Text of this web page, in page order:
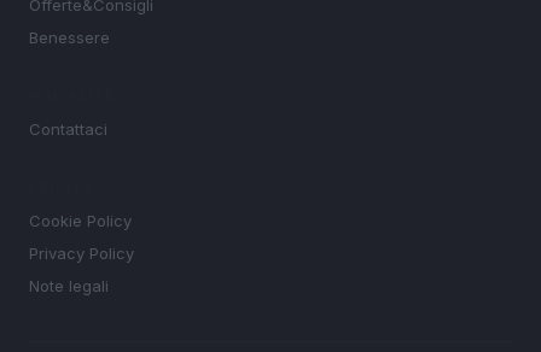
Offerte&Consigli
Benessere
Contattaci
Cookie Policy
Privacy Policy
Note legali